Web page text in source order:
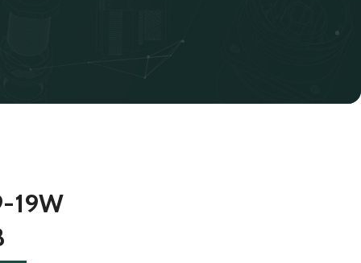
19W